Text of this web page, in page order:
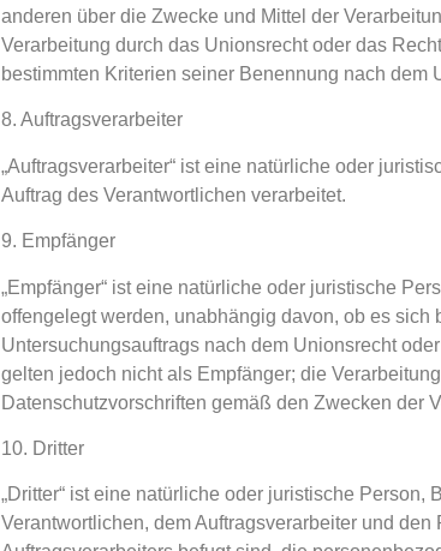
anderen über die Zwecke und Mittel der
Verarbeitung durch das Unionsrecht oder das
bestimmten Kriterien seiner Benennung nach
8. Auftragsverarbeiter
„Auftragsverarbeiter“ ist eine natürliche oder
Auftrag des Verantwortlichen verarbeitet.
9. Empfänger
„Empfänger“ ist eine natürliche oder juristische
offengelegt werden, unabhängig davon, ob es
Untersuchungsauftrags nach dem Unionsrecht
gelten jedoch nicht als Empfänger; die
Datenschutzvorschriften gemäß den Zwecken der
10. Dritter
„Dritter“ ist eine natürliche oder juristische
Verantwortlichen, dem Auftragsverarbeiter und